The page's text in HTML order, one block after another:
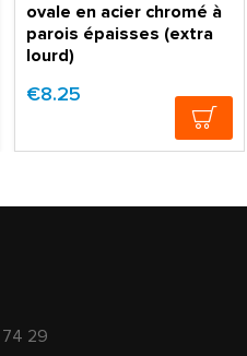
ovale en acier chromé à
parois épaisses (extra
lourd)
€8.25
74 29